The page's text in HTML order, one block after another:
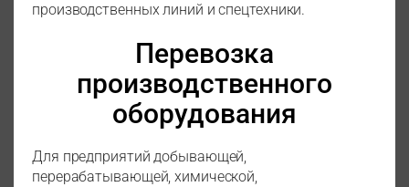
производственных линий и спецтехники.
Перевозка
производственного
оборудования
Для предприятий добывающей,
перерабатывающей, химической,